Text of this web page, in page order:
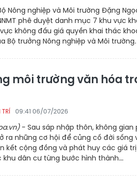
Nông nghiệp và Môi trường Đặng
phê duyệt danh mục 7 khu vực
không đấu giá quyền khai thác
Bộ trưởng Nông nghiệp và Môi trường.
môi trường văn hóa
09:41 06/07/2026
- Sau sáp nhập thôn, không gian
ra những cơ hội để củng cố đời sống
kết cộng đồng và phát huy các giá
khu dân cư từng bước hình thành...